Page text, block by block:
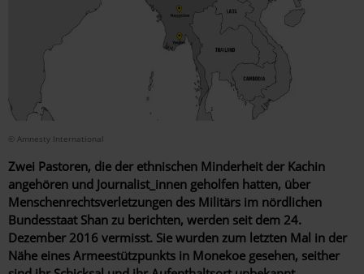
© Amnesty International
Zwei Pastoren, die der ethnischen Minderheit der Kachin
angehören und Journalist_innen geholfen hatten, über
Menschenrechtsverletzungen des Militärs im nördlichen
Bundesstaat Shan zu berichten, werden seit dem 24.
Dezember 2016 vermisst. Sie wurden zum letzten Mal in der
Nähe eines Armeestützpunkts in Monekoe gesehen, seither